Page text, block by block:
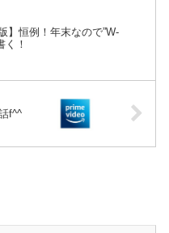
】恒例！年末なので”W-
く！
f^^